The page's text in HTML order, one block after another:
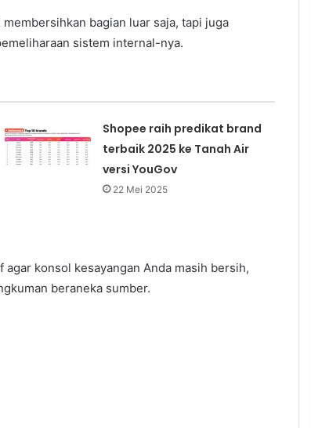
bagian luar saja, tapi juga
sistem internal-nya.
Shopee raih predikat brand
terbaik 2025 ke Tanah Air
versi YouGov
22 Mei 2025
konsol kesayangan Anda masih bersih,
beraneka sumber.